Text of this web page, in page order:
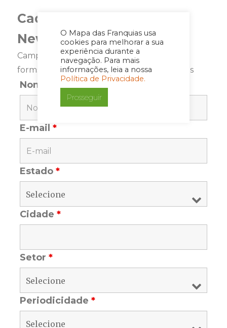
O Mapa das Franquias usa
cookies para melhorar a sua
experiência durante a
navegação. Para mais
informações, leia a nossa
Política de Privacidade.
Prosseguir
Cadastre-se para a
Newsletter
Campos marcados com <span class="ninja-
forms-req-symbol">*</span> são requeridos
Nome
E-mail*
Estado*
Cidade*
Setor*
Periodicidade*